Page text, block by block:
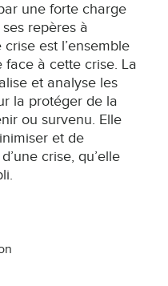
une forte charge
repères à
est l’ensemble
face à cette crise. La
et analyse les
la protéger de la
ou survenu. Elle
et de
crise, qu’elle